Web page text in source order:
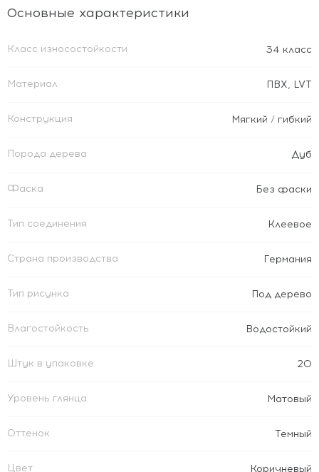
Основные характеристики
Класс износостойкости 34 класс
Материал ПВХ, LVT
Конструкция Мягкий / гибкий
Порода дерева Дуб
Фаска Без фаски
Тип соединения Клеевое
Страна производства Германия
Тип рисунка Под дерево
Влагостойкость Водостойкий
Штук в упаковке 20
Уровень глянца Матовый
Оттенок Темный
Цвет Коричневый